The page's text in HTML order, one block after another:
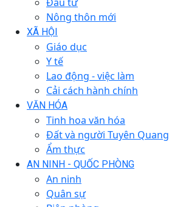
Nông thôn mới
XÃ HỘI
Giáo dục
Y tế
Lao động - việc làm
Cải cách hành chính
VĂN HÓA
Tinh hoa văn hóa
Đất và người Tuyên Quang
Ẩm thực
AN NINH - QUỐC PHÒNG
An ninh
Quân sự